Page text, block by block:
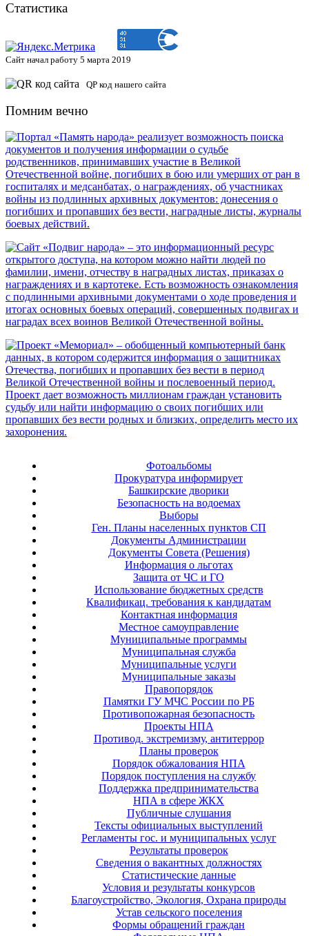
Статистика
Сайт начал работу 5 марта 2019
QP код нашего сайта
Помним вечно
Фотоальбомы
Прокуратура информирует
Башкирские дворики
Безопасность на водоемах
Выборы
Ген. Планы населенных пунктов СП
Документы Администрации
Документы Совета (Решения)
Информация о льготах
Защита от ЧС и ГО
Использование бюджетных средств
Квалификац. требования к кандидатам
Контактная информация
Местное самоуправление
Муниципальные программы
Муниципальная служба
Муниципальные услуги
Муниципальные заказы
Правопорядок
Памятки ГУ МЧС России по РБ
Противопожарная безопасность
Проекты НПА
Противод. экстремизму, антитеррор
Планы проверок
Порядок обжалования НПА
Порядок поступления на службу
Поддержка предпринимательства
НПА в сфере ЖКХ
Публичные слушания
Тексты официальных выступлений
Регламенты гос. и муниципальных услуг
Результаты проверок
Сведения о вакантных должностях
Статистические данные
Условия и результаты конкурсов
Благоустройство, Экология, Охрана природы
Устав сельского поселения
Формы обращений граждан